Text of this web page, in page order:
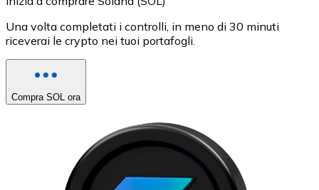
Una volta completati i controlli, in meno di 30 minuti
riceverai le crypto nei tuoi portafogli.
Compra SOL ora